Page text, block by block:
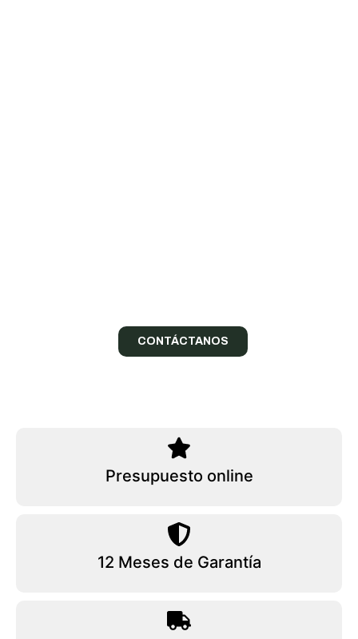
CONTÁCTANOS
Presupuesto online
12 Meses de Garantía